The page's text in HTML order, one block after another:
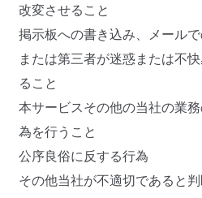
改変させること
掲示板への書き込み、メールで
または第三者が迷惑または不
ること
本サービスその他の当社の業
為を行うこと
公序良俗に反する行為
その他当社が不適切であると